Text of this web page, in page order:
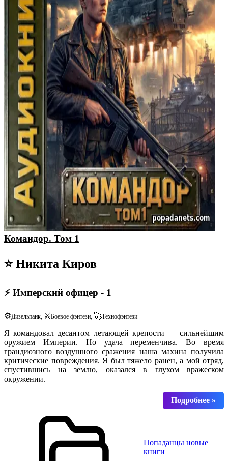
Командор. Том 1
⭐ Никита Киров
⚡ Имперский офицер - 1
⚙️Дизельпанк, ⚔️Боевое фэнтези, 🚀Технофэнтези
Я командовал десантом летающей крепости — сильнейшим
оружием Империи. Но удача переменчива. Во время
грандиозного воздушного сражения наша махина получила
критические повреждения. Я был тяжело ранен, а мой отряд,
спустившись на землю, оказался в глухом вражеском
окружении.
Попаданцы новые
книги